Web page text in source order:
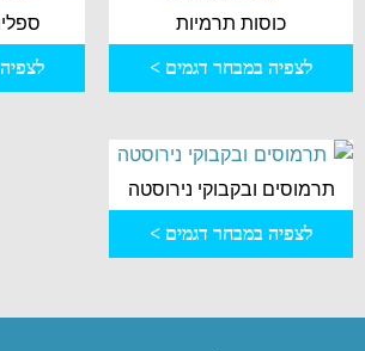
כוסות תרמיות
לצפיה במבחר דגמים >
תרמוסים ובקבוקי נירוסטה
לצפיה במבחר דגמים >